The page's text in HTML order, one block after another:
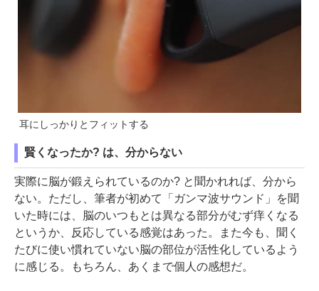
耳にしっかりとフィットする
賢くなったか? は、分からない
実際に脳が鍛えられているのか? と聞かれれば、分から
ない。ただし、筆者が初めて「ガンマ波サウンド」を聞
いた時には、脳のいつもとは異なる部分がむず痒くなる
というか、反応している感覚はあった。また今も、聞く
たびに使い慣れていない脳の部位が活性化しているよう
に感じる。もちろん、あくまで個人の感想だ。